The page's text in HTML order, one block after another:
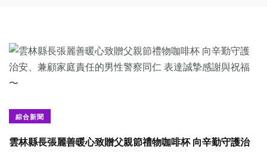
綜合新聞
雲林縣長張麗善暖心致贈父親節禮物咖啡杯 向辛勤守護治